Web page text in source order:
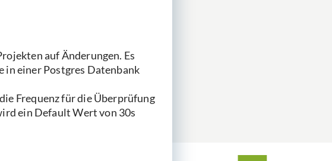
auf Änderungen. Es
in einer Postgres Datenbank
Frequenz für die Überprüfung
ein Default Wert von 30s